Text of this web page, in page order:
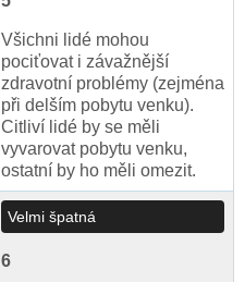
Všichni lidé mohou
pociťovat i závažnější
zdravotní problémy (zejména
při delším pobytu venku).
Citliví lidé by se měli
vyvarovat pobytu venku,
ostatní by ho měli omezit.
Velmi špatná
6